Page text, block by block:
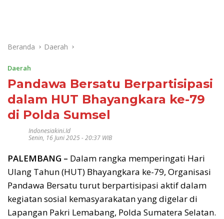
Beranda Daerah
Daerah
Pandawa Bersatu Berpartisipasi
dalam HUT Bhayangkara ke-79
di Polda Sumsel
Indonesiakini.id
Senin, 16 Juni 2025 - 20:37 WIB
PALEMBANG – Dalam rangka memperingati Hari
Ulang Tahun (HUT) Bhayangkara ke-79, Organisasi
Pandawa Bersatu turut berpartisipasi aktif dalam
kegiatan sosial kemasyarakatan yang digelar di
Lapangan Pakri Lemabang, Polda Sumatera Selatan.